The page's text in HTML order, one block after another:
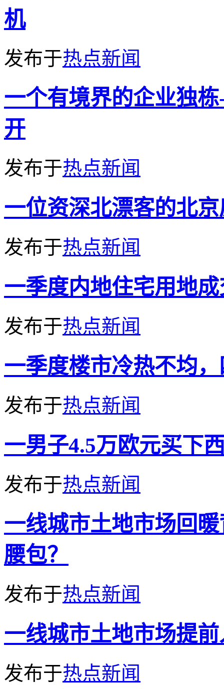
机
发布于热点新闻
一个有境界的企业独
开
发布于热点新闻
一位资深北漂客的北
发布于热点新闻
一季度内地住宅用地
发布于热点新闻
一季度楼市冷热不均
发布于热点新闻
一男子4.5万欧元买下
发布于热点新闻
一线城市土地市场回
腰包？
发布于热点新闻
一线城市土地市场提
发布于热点新闻